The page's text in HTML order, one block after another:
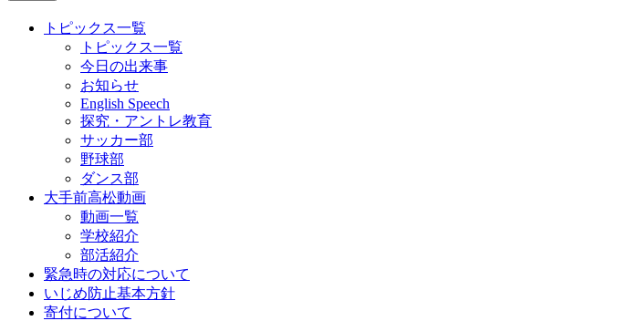
トピックス一覧
トピックス一覧
今日の出来事
お知らせ
English Speech
探究・アントレ教育
サッカー部
野球部
ダンス部
大手前高松動画
動画一覧
学校紹介
部活紹介
緊急時の対応について
いじめ防止基本方針
寄付について